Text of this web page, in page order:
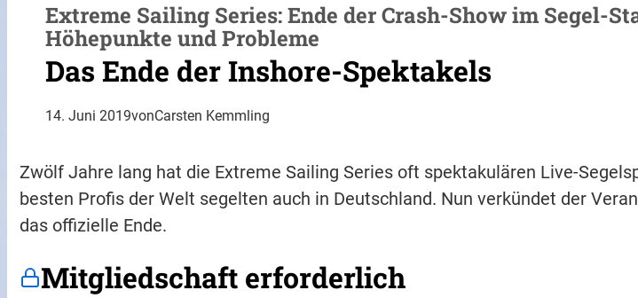
Extreme Sailing Series: Ende der Crash-Show im Segel-
Höhepunkte und Probleme
Das Ende der Inshore-Spektakels
14. Juni 2019vonCarsten Kemmling
Zwölf Jahre lang hat die Extreme Sailing Series oft spektakulären Live-
besten Profis der Welt segelten auch in Deutschland. Nun verkündet der
das offizielle Ende.
Mitgliedschaft erforderlich